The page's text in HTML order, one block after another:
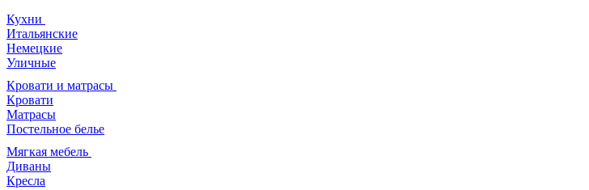
Кухни
Итальянские
Немецкие
Уличные
Кровати и матрасы
Кровати
Матрасы
Постельное белье
Мягкая мебель
Диваны
Кресла